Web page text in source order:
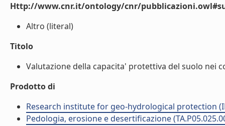
Http://www.cnr.it/ontology/cnr/
Altro (literal)
Titolo
Valutazione della capacita' protettiva del suolo nei
Prodotto di
Research institute for geo-hydrological protection
Pedologia, erosione e desertificazione